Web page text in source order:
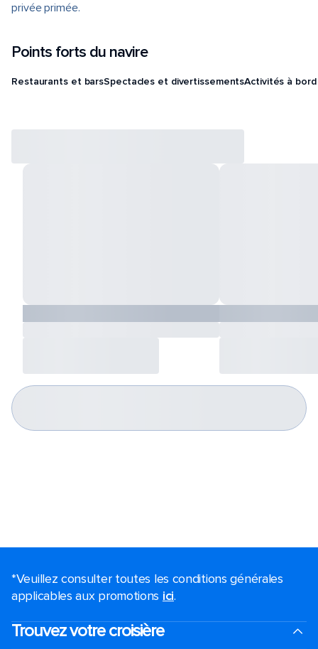
privée primée.
Points forts du navire
Restaurants et barsSpectacles et divertissementsActivités à bord
*Veuillez consulter toutes les conditions générales
applicables aux promotions ici.
Trouvez votre croisière